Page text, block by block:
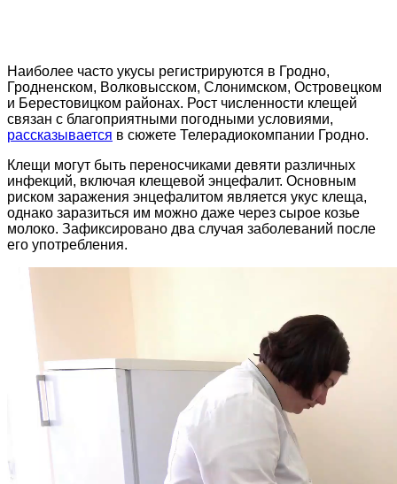
Наиболее часто укусы регистрируются в Гродно,
Гродненском, Волковысском, Слонимском, Островецком
и Берестовицком районах. Рост численности клещей
связан с благоприятными погодными условиями,
рассказывается в сюжете Телерадиокомпании Гродно.
Клещи могут быть переносчиками девяти различных
инфекций, включая клещевой энцефалит. Основным
риском заражения энцефалитом является укус клеща,
однако заразиться им можно даже через сырое козье
молоко. Зафиксировано два случая заболеваний после
его употребления.